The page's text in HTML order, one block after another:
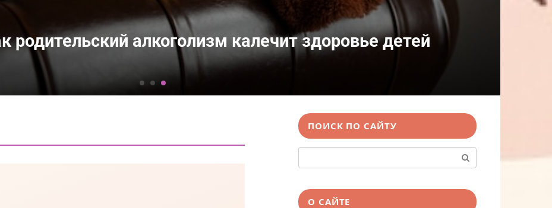
родительский алкоголизм калечит здоровье детей
ПОИСК ПО САЙТУ
О САЙТЕ